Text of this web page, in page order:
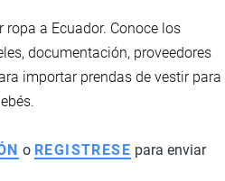
a Ecuador. Conoce los
documentación, proveedores
importar prendas de vestir para
o REGISTRESE para enviar